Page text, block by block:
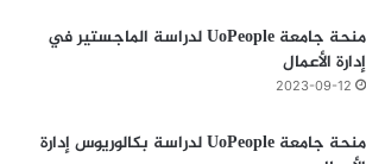
منحة جامعة UoPeople لدراسة الماجستير في
إدارة الأعمال
2023-09-12
منحة جامعة UoPeople لدراسة بكالوريوس إدارة